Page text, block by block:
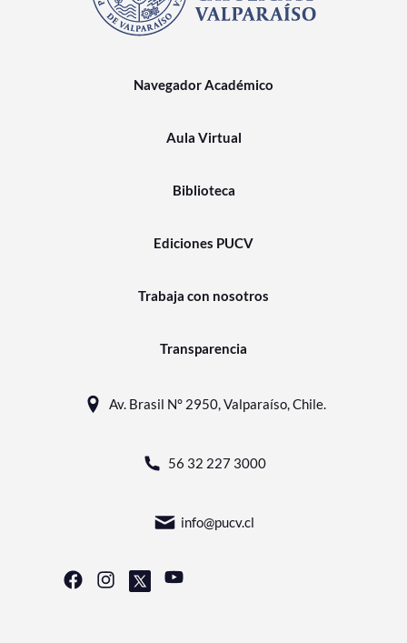
Navegador Académico
Aula Virtual
Biblioteca
Ediciones PUCV
Trabaja con nosotros
Transparencia
Av. Brasil N° 2950, Valparaíso, Chile.
56 32 227 3000
info@pucv.cl